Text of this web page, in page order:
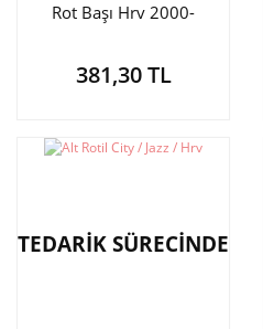
Rot Başı Hrv 2000-
381,30 TL
TEDARİK SÜRECİNDE